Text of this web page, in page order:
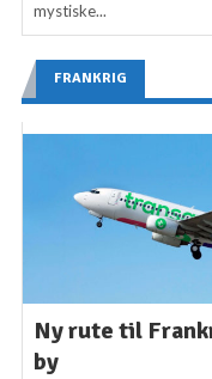
mystiske...
FRANKRIG
Ny rute til
by